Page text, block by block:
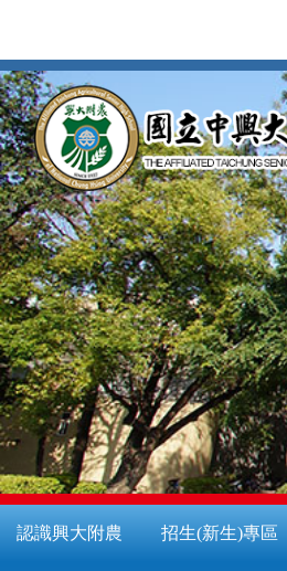
到
主
要
內
容
區
認識興大附農 招生(新生)專區